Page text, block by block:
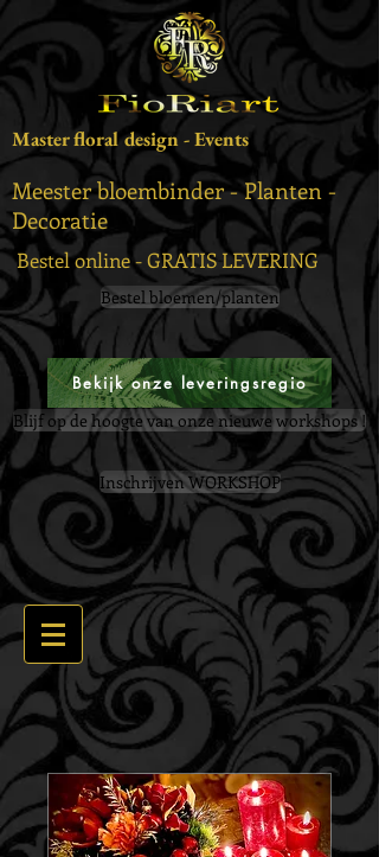
Master floral design - Events
Meester bloembinder - Planten -
Decoratie
Bestel online - GRATIS LEVERING
Bestel bloemen/planten
Bekijk onze leveringsregio
Blijf op de hoogte van onze nieuwe workshops !
Inschrijven WORKSHOP